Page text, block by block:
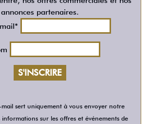
annonces partenaires.
mail sert uniquement à vous envoyer notre
informations sur les offres et événements de